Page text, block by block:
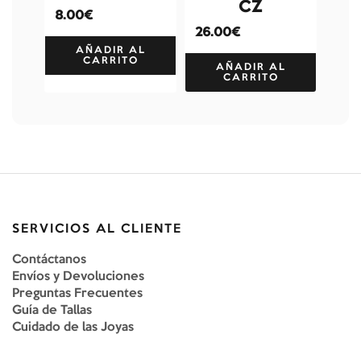
8.00€
AÑADIR AL
CARRITO
CZ
26.00€
AÑADIR AL
CARRITO
SERVICIOS AL CLIENTE
Contáctanos
Envíos y Devoluciones
Preguntas Frecuentes
Guía de Tallas
Cuidado de las Joyas